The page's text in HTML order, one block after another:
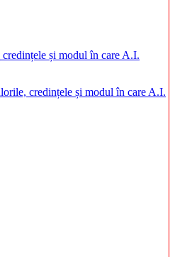
credințele și modul în care A.I.